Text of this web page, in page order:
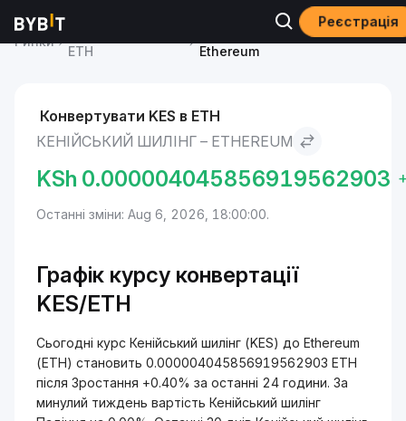
Реєстрація
Ринки
ETH
Кенійський шилінг to
Ethereum
Конвертувати KES в ETH
КЕНІЙСЬКИЙ ШИЛІНГ – ETHEREUM
KSh 0.000004045856919562903
Останні зміни: Aug 6, 2026, 18:00:00.
Графік курсу конвертації
KES/ETH
Сьогодні курс Кенійський шилінг (KES) до Ethereum
(ETH) становить 0.000004045856919562903 ETH
після Зростання +0.40% за останні 24 години. За
минулий тиждень вартість Кенійський шилінг